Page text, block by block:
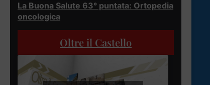
La Buona Salute 63° puntata: Ortopedia
oncologica
Oltre il Castello